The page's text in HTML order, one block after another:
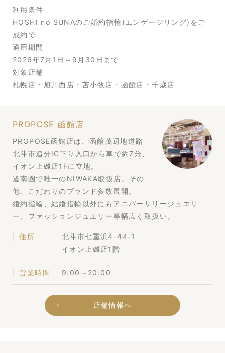
利用条件
HOSHI no SUNAのご婚約指輪(エンゲージリング)をご
成約で
適用期間
2026年7月1日～9月30日まで
対象店舗
札幌店・旭川西店・苫小牧店・函館店・千歳店
PROPOSE 函館店
PROPOSE函館店は、函館茂辺地道路
北斗市追分IC下り入口から車で約7分、
イオン上磯店1Fに立地。
道南圏で唯一のNIWAKA取扱店。その
他、こだわりのブランド多数展開。
婚約指輪、結婚指輪以外にもアニバーサリージュエリ
ー、ファッションジュエリー等幅広く取扱い。
住所
北斗市七重浜4-44-1
イオン上磯店1階
営業時間 9:00～20:00
店舗情報へ